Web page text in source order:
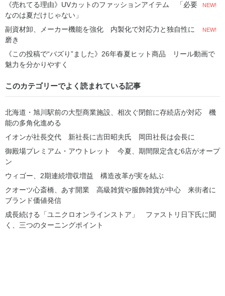
《売れてる理由》UVカットのファッションアイテム 「必要
なのは夏だけじゃない」
NEW!
副資材卸、メーカー機能を強化 内製化で対応力と独自性に
磨き
NEW!
《この投稿で“バズり”ました》26年春夏ヒット商品 リール動画で
魅力を分かりやすく
このカテゴリーでよく読まれている記事
北海道・旭川駅前の大型商業施設、相次ぐ閉館に存続店が対応 機
能の多角化進める
イオンが社長交代 新社長に吉田昭夫氏 岡田社長は会長に
御殿場プレミアム・アウトレット 今夏、期間限定含む6店がオープ
ン
ウィゴー、2期連続増収増益 構造改革が実を結ぶ
クオーツ心斎橋、あす開業 高級雑貨や服飾雑貨が中心 来街者に
ブランド価値発信
成長続ける「ユニクロオンラインストア」 ファストリ日下氏に聞
く、三つのターニングポイント